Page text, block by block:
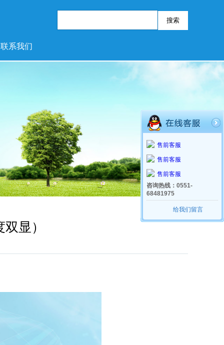
联系我们
显）
售前客服
售前客服
售前客服
咨询热线：0551-
68481975
给我们留言